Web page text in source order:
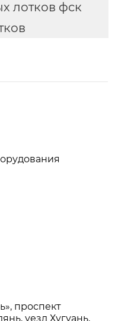
лотков фск
проспект
уезд Хугуань,